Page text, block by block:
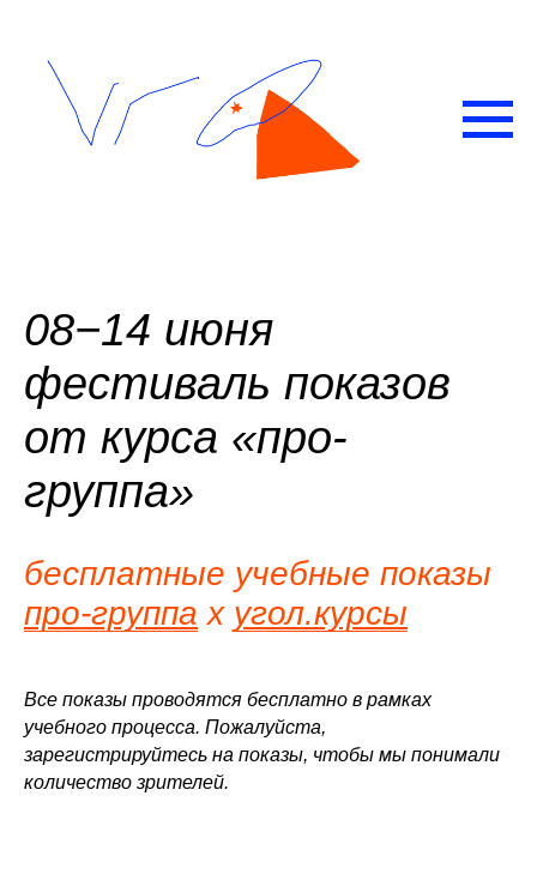
08−14 июня
фестиваль показов
от курса «про-
группа»
бесплатные учебные показы
про-группа х угол.курсы
Все показы проводятся бесплатно в рамках
учебного процесса. Пожалуйста,
зарегистрируйтесь на показы, чтобы мы понимали
количество зрителей.